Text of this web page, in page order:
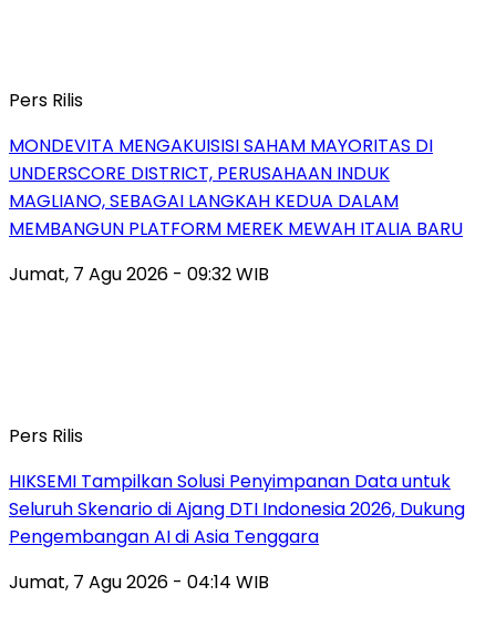
Pers Rilis
MONDEVITA MENGAKUISISI SAHAM MAYORITAS DI
UNDERSCORE DISTRICT, PERUSAHAAN INDUK
MAGLIANO, SEBAGAI LANGKAH KEDUA DALAM
MEMBANGUN PLATFORM MEREK MEWAH ITALIA BARU
Jumat, 7 Agu 2026 - 09:32 WIB
Pers Rilis
HIKSEMI Tampilkan Solusi Penyimpanan Data untuk
Seluruh Skenario di Ajang DTI Indonesia 2026, Dukung
Pengembangan AI di Asia Tenggara
Jumat, 7 Agu 2026 - 04:14 WIB